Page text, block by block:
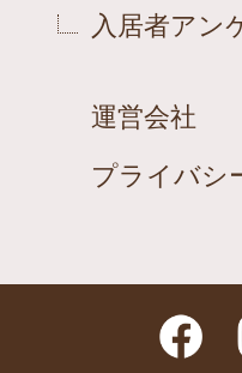
入居者アン
運営会社
プライバシ